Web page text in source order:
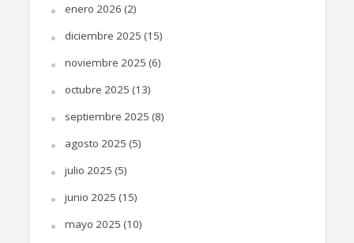
enero 2026 (2)
diciembre 2025 (15)
noviembre 2025 (6)
octubre 2025 (13)
septiembre 2025 (8)
agosto 2025 (5)
julio 2025 (5)
junio 2025 (15)
mayo 2025 (10)